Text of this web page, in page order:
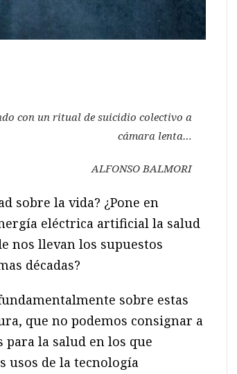
con un ritual de suicidio colectivo a
cámara lenta…
ALFONSO BALMORI
sobre la vida? ¿Pone en
eléctrica artificial la salud
nos llevan los supuestos
décadas?
sobre estas
que no podemos consignar a
la salud en los que
usos de la tecnología